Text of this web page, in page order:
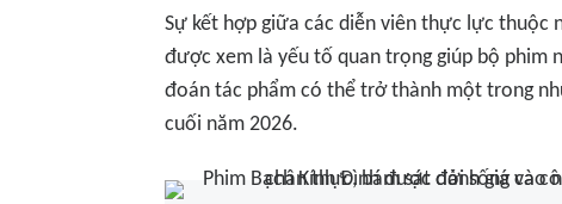
Sự kết hợp giữa các diễn viên thực lực thuộc
được xem là yếu tố quan trọng giúp bộ phim
đoán tác phẩm có thể trở thành một trong
cuối năm 2026.